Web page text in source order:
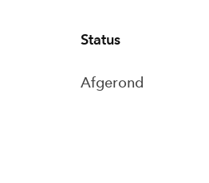
Status
Afgerond